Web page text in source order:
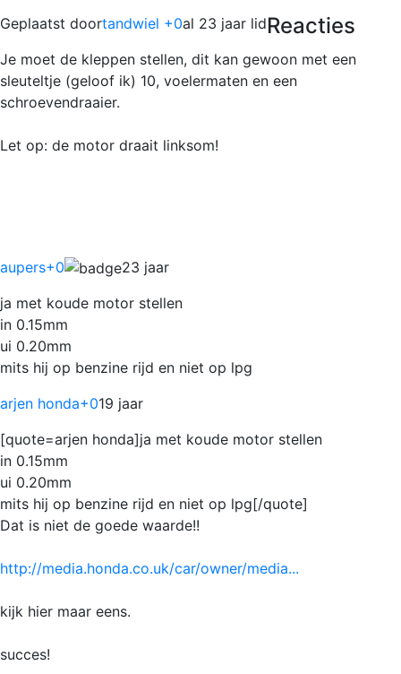
Geplaatst doortandwiel +0al 23 jaar lidReacties
Je moet de kleppen stellen, dit kan gewoon met een
sleuteltje (geloof ik) 10, voelermaten en een
schroevendraaier.
Let op: de motor draait linksom!
aupers+0
23 jaar
ja met koude motor stellen
in 0.15mm
ui 0.20mm
mits hij op benzine rijd en niet op lpg
arjen honda+019 jaar
[quote=arjen honda]ja met koude motor stellen
in 0.15mm
ui 0.20mm
mits hij op benzine rijd en niet op lpg[/quote]
Dat is niet de goede waarde!!
http://media.honda.co.uk/car/owner/media...
kijk hier maar eens.
succes!